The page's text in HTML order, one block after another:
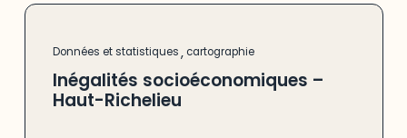
Données et statistiques, cartographie
Inégalités socioéconomiques –
Haut-Richelieu